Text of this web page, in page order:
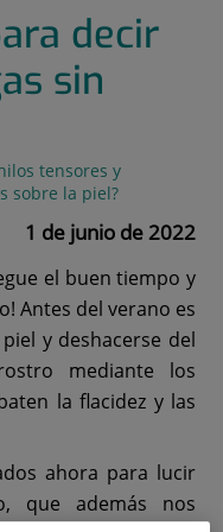
decir
sin
tensores y
sobre la piel?
1 de junio de 2022
el buen tiempo y
Antes del verano es
y deshacerse del
mediante los
la flacidez y las
ahora para lucir
que además nos